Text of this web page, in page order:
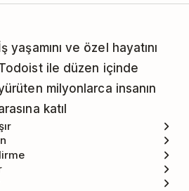
yaşamını ve özel hayatını
ile düzen içinde
milyonlarca insanın
katıl